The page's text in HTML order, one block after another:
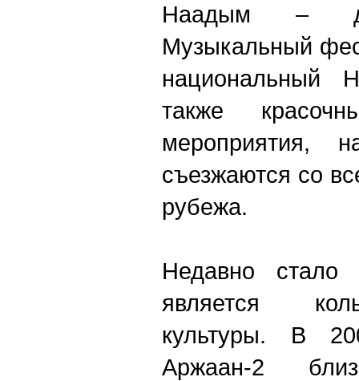
Наадым –
Музыкальный
также
мероприятия,
съезжаются со
рубежа.
Недавно стало
является
культуры. В
Аржаан-2